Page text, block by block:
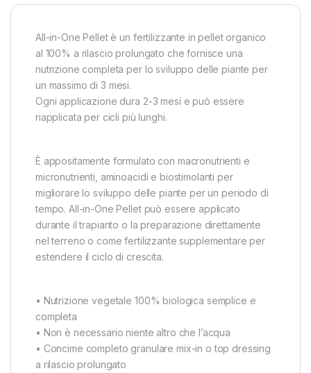
All-in-One Pellet è un fertilizzante in pellet organico
al 100% a rilascio prolungato che fornisce una
nutrizione completa per lo sviluppo delle piante per
un massimo di 3 mesi.
Ogni applicazione dura 2-3 mesi e può essere
riapplicata per cicli più lunghi.
È appositamente formulato con macronutrienti e
micronutrienti, aminoacidi e biostimolanti per
migliorare lo sviluppo delle piante per un periodo di
tempo. All-in-One Pellet può essere applicato
durante il trapianto o la preparazione direttamente
nel terreno o come fertilizzante supplementare per
estendere il ciclo di crescita.
• Nutrizione vegetale 100% biologica semplice e
completa
• Non è necessario niente altro che l’acqua
• Concime completo granulare mix-in o top dressing
a rilascio prolungato